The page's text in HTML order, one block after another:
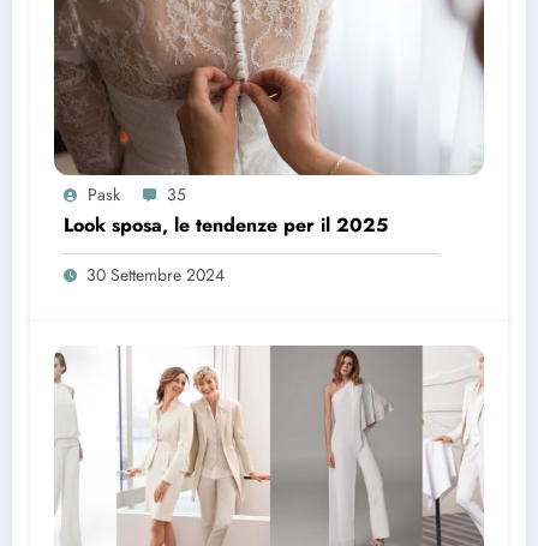
Pask 35
Look sposa, le tendenze per il 2025
30 Settembre 2024